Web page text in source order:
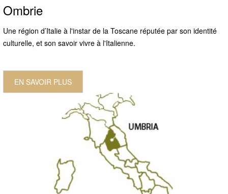
Ombrie
Une région d’Italie à l'instar de la Toscane réputée par son identité
culturelle, et son savoir vivre à l'Italienne.
EN SAVOIR PLUS